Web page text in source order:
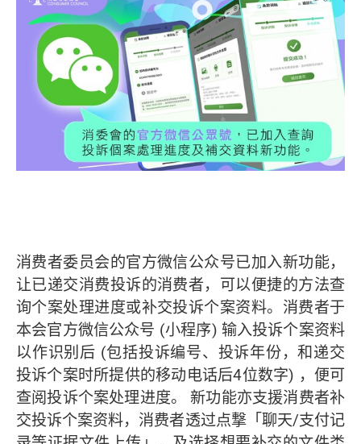
消费者委员会的官方微信公众号已加入新功能，
让已递交消费投诉的消费者，可以便捷的方法查
询个案处理进度或补交投诉个案资料。消费者于
本会官方微信公众号 (小程序) 输入投诉个案资料
以作识别后 (包括投诉编号、投诉年份，和递交
投诉个案时所提供的移动电话后4位数字) ，便可
查阅投诉个案处理进度。 新功能亦支援消费者补
交投诉个案资料，消费者透过点撃「聊天/支付记